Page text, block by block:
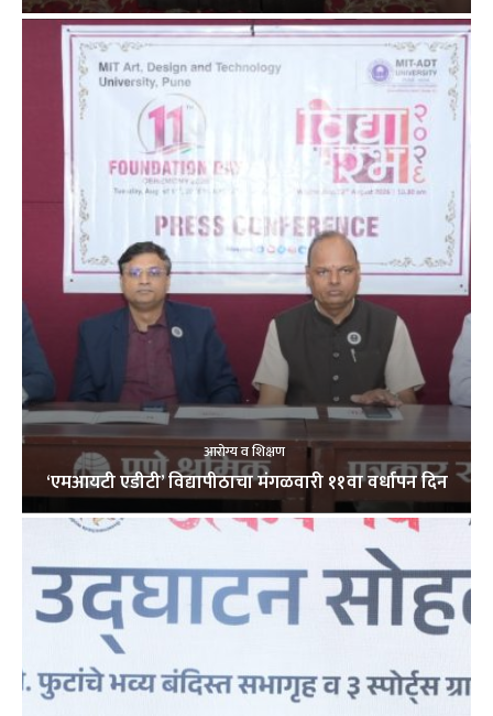
आरोग्य व शिक्षण
‘एमआयटी एडीटी’ विद्यापीठाचा मंगळवारी ११वा वर्धापन दिन